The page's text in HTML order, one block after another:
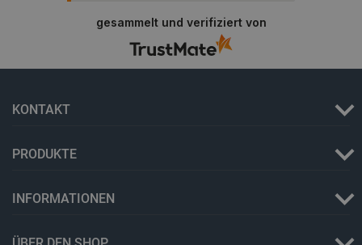
gesammelt und verifiziert von
KONTAKT
PRODUKTE
INFORMATIONEN